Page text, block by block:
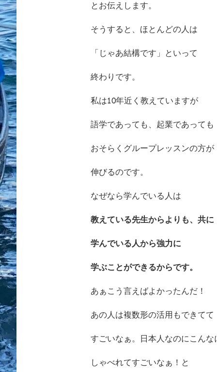
とお伝えします。
そうすると、ほとんどの人は
「じゃあ結構です」といって
終わりです。
私は10年近く教えていますが
語学であっても、起業であっても
おそらくグループレッスンの方が
伸びるのです。
なぜなら学んでいる人は
教えている先生からよりも、共に
学んでいる人から強力に
学ぶことができるからです。
あぁこう言えばよかったんだ！
あの人は複数形の活用もできてて
すごいなぁ。日本人なのにこんな
しゃべれてすごいなぁ！と